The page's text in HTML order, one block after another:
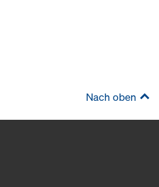
Nach oben